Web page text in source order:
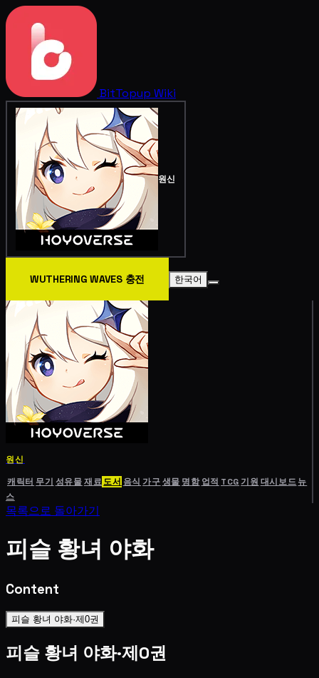
BitTopup Wiki
원신
WUTHERING WAVES 충전 한국어
원신
캐릭터 무기 성유물재료도서 음식 가구생물 명함 업적 TCG기원 대시보드뉴
스
목록으로 돌아가기
피슬 황녀 야화
Content
피슬 황녀 야화·제0권
피슬 황녀 야화·제0권